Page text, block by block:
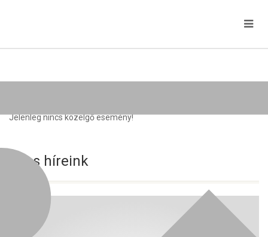
Jelenleg nincs közelgő esemény!
Friss híreink